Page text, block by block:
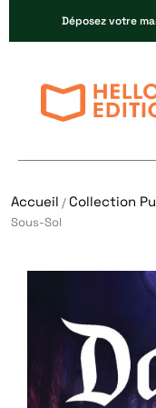
Déposez votre
Accueil /Collection
Sous-Sol